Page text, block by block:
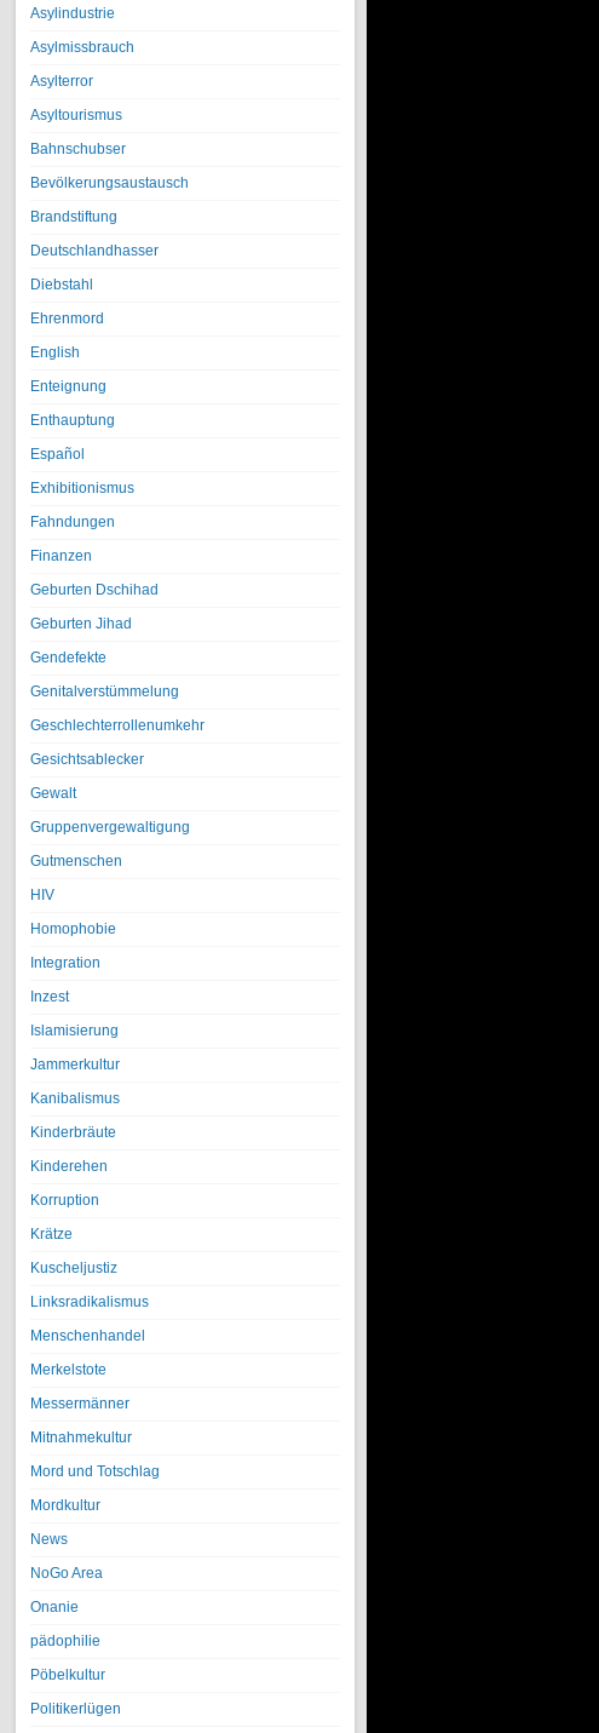
Asylindustrie
Asylmissbrauch
Asylterror
Asyltourismus
Bahnschubser
Bevölkerungsaustausch
Brandstiftung
Deutschlandhasser
Diebstahl
Ehrenmord
English
Enteignung
Enthauptung
Español
Exhibitionismus
Fahndungen
Finanzen
Geburten Dschihad
Geburten Jihad
Gendefekte
Genitalverstümmelung
Geschlechterrollenumkehr
Gesichtsablecker
Gewalt
Gruppenvergewaltigung
Gutmenschen
HIV
Homophobie
Integration
Inzest
Islamisierung
Jammerkultur
Kanibalismus
Kinderbräute
Kinderehen
Korruption
Krätze
Kuscheljustiz
Linksradikalismus
Menschenhandel
Merkelstote
Messermänner
Mitnahmekultur
Mord und Totschlag
Mordkultur
News
NoGo Area
Onanie
pädophilie
Pöbelkultur
Politikerlügen